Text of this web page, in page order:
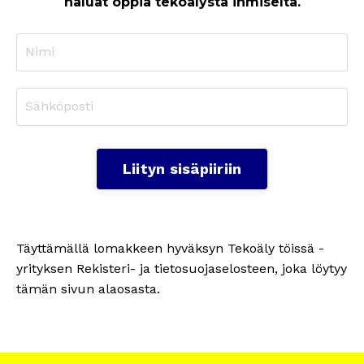
Liityn sisäpiiriin
Täyttämällä lomakkeen hyväksyn Tekoäly töissä -
yrityksen Rekisteri- ja tietosuojaselosteen, joka löytyy
tämän sivun alaosasta.